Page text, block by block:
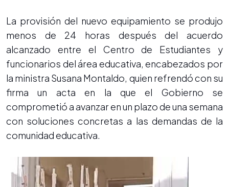
La provisión del nuevo equipamiento se produjo
menos de 24 horas después del acuerdo
alcanzado entre el Centro de Estudiantes y
funcionarios del área educativa, encabezados por
la ministra Susana Montaldo, quien refrendó con su
firma un acta en la que el Gobierno se
comprometió a avanzar en un plazo de una semana
con soluciones concretas a las demandas de la
comunidad educativa.